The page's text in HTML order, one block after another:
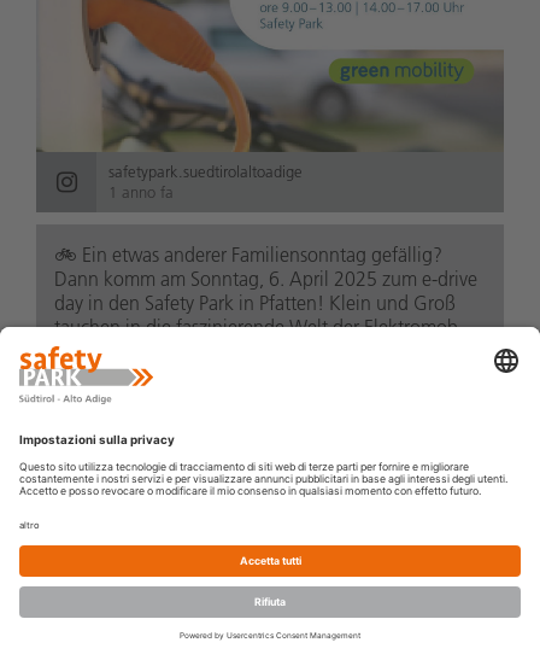
BUONO NOVITÀ
safetypark.suedtirolaltoadige
1 anno fa
🚲️ Ein etwas anderer Familiensonntag gefällig?
Dann komm am Sonntag, 6. April 2025 zum e-drive
day in den Safety Park in Pfatten! Klein und Groß
tauchen in die faszinierende Welt der Elektromob...
leggi di più
Kennst du schon unser 👉🚘 Intensiv-Training II? Bei
verfeinern und wiederholst die Übungen aus dem
Intensiv-Training I bei höherer Geschwindigke...